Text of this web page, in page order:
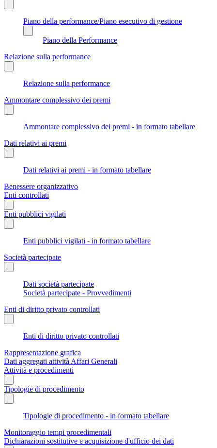
Piano della performance/Piano esecutivo di gestione
Piano della Performance
Relazione sulla performance
Relazione sulla performance
Ammontare complessivo dei premi
Ammontare complessivo dei premi - in formato tabellare
Dati relativi ai premi
Dati relativi ai premi - in formato tabellare
Benessere organizzativo
Enti controllati
Enti pubblici vigilati
Enti pubblici vigilati - in formato tabellare
Società partecipate
Dati società partecipate
Società partecipate - Provvedimenti
Enti di diritto privato controllati
Enti di diritto privato controllati
Rappresentazione grafica
Dati aggregati attività Affari Generali
Attività e procedimenti
Tipologie di procedimento
Tipologie di procedimento - in formato tabellare
Monitoraggio tempi procedimentali
Dichiarazioni sostitutive e acquisizione d'ufficio dei dati